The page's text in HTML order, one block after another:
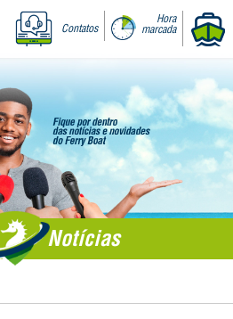
Contatos
Hora
marcada
Notícias